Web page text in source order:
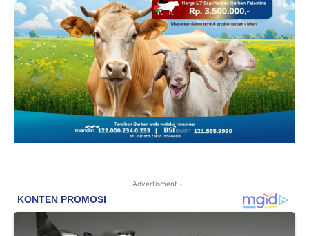
- Advertisment -